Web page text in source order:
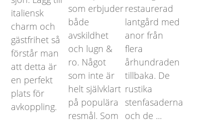
italiensk
charm och
gästfrihet så
förstår man
att detta är
en perfekt
plats för
avkoppling.
som erbjuder
både
avskildhet
och lugn &
ro. Något
som inte är
helt självklart
på populära
resmål. Som
restaurerad
lantgård med
anor från
flera
århundraden
tillbaka. De
rustika
stenfasaderna
och de ...